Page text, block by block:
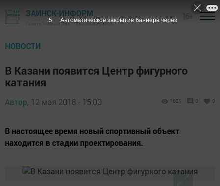
ЗАИНСК-ИНФОРМ
Газета "Новый Зай" - Заинский район
НОВОСТИ
В Казани появится Центр фигурного
катания
Автор, 12 мая 2018 - 15:00 1621 0 0
В настоящее время новый спортивный объект
находится в стадии проектирования.
4 Автоматическое закрытие баннера через